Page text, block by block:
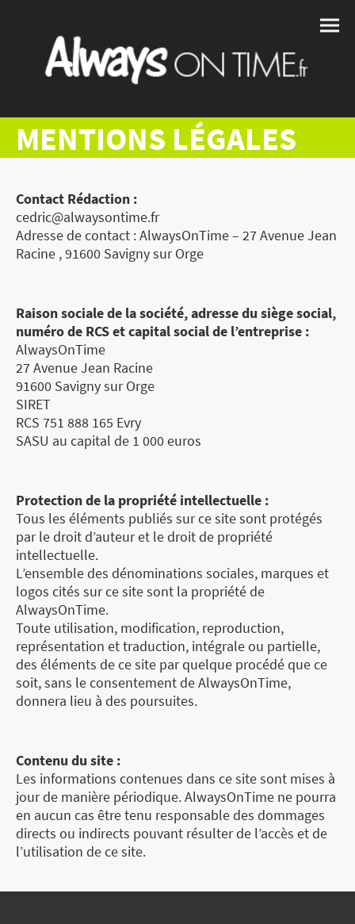
MENTIONS LÉGALES
Contact Rédaction :
cedric@alwaysontime.fr
Adresse de contact : AlwaysOnTime – 27 Avenue Jean
Racine , 91600 Savigny sur Orge
Raison sociale de la société, adresse du siège social,
numéro de RCS et capital social de l’entreprise :
AlwaysOnTime
27 Avenue Jean Racine
91600 Savigny sur Orge
SIRET
RCS 751 888 165 Evry
SASU au capital de 1 000 euros
Protection de la propriété intellectuelle :
Tous les éléments publiés sur ce site sont protégés
par le droit d’auteur et le droit de propriété
intellectuelle.
L’ensemble des dénominations sociales, marques et
logos cités sur ce site sont la propriété de
AlwaysOnTime.
Toute utilisation, modification, reproduction,
représentation et traduction, intégrale ou partielle,
des éléments de ce site par quelque procédé que ce
soit, sans le consentement de AlwaysOnTime,
donnera lieu à des poursuites.
Contenu du site :
Les informations contenues dans ce site sont mises à
jour de manière périodique. AlwaysOnTime ne pourra
en aucun cas être tenu responsable des dommages
directs ou indirects pouvant résulter de l’accès et de
l’utilisation de ce site.